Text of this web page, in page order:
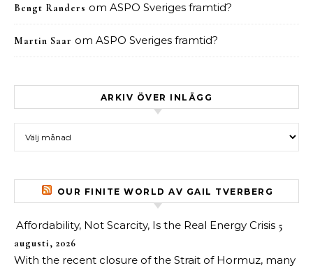
Bengt Randers om ASPO Sveriges framtid?
Martin Saar om ASPO Sveriges framtid?
ARKIV ÖVER INLÄGG
OUR FINITE WORLD AV GAIL TVERBERG
Affordability, Not Scarcity, Is the Real Energy Crisis 5
augusti, 2026
With the recent closure of the Strait of Hormuz, many